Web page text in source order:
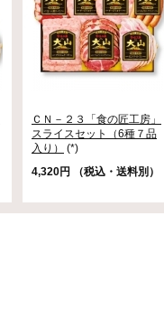
ＣＮ－２３「食の匠工房」
スライスセット（6種７品
入り）
(*)
4,320円 （税込・送料別）